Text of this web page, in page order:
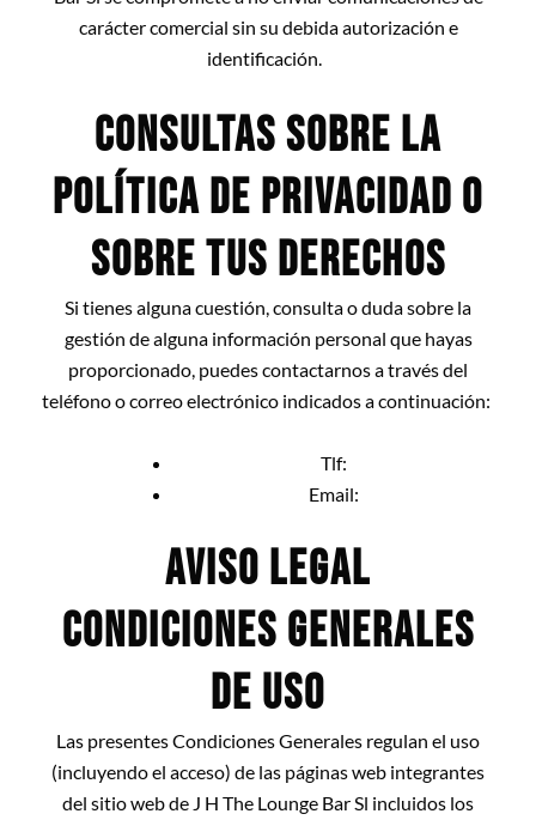
carácter comercial sin su debida autorización e
identificación.
CONSULTAS SOBRE LA
POLÍTICA DE PRIVACIDAD O
SOBRE TUS DERECHOS
Si tienes alguna cuestión, consulta o duda sobre la
gestión de alguna información personal que hayas
proporcionado, puedes contactarnos a través del
teléfono o correo electrónico indicados a continuación:
Tlf:
Email:
AVISO LEGAL
CONDICIONES GENERALES
DE USO
Las presentes Condiciones Generales regulan el uso
(incluyendo el acceso) de las páginas web integrantes
del sitio web de J H The Lounge Bar Sl incluidos los